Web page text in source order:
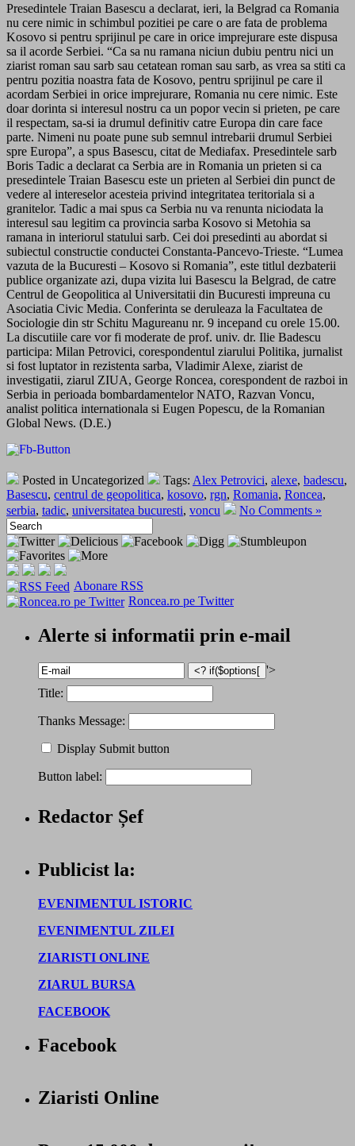
Presedintele Traian Basescu a declarat, ieri, la Belgrad ca Romania
nu cere nimic in schimbul pozitiei pe care o are fata de problema
Kosovo si pentru sprijinul pe care in orice imprejurare este dispusa
sa il acorde Serbiei. “Ca sa nu ramana niciun dubiu pentru nici un
ziarist roman sau sarb sau cetatean roman sau sarb, as vrea sa stiti ca
pentru pozitia noastra fata de Kosovo, pentru sprijinul pe care il
acordam Serbiei in orice imprejurare, Romania nu cere nimic. Este
doar dorinta si interesul nostru ca un popor vecin si prieten, pe care
il respectam, sa-si ia drumul definitiv catre Europa din care face
parte. Nimeni nu poate pune sub semnul intrebarii drumul Serbiei
spre Europa”, a spus Basescu, citat de Mediafax. Presedintele sarb
Boris Tadic a declarat ca Serbia are in Romania un prieten si ca
presedintele Traian Basescu este un prieten al Serbiei din punct de
vedere al intereselor acesteia privind integritatea teritoriala si a
granitelor. Tadic a mai spus ca Serbia nu va renunta niciodata la
interesul sau legitim ca provincia sarba Kosovo si Metohia sa
ramana in interiorul statului sarb. Cei doi presedinti au abordat si
subiectul constructie conductei Constanta-Pancevo-Trieste. “Lumea
vazuta de la Bucuresti – Kosovo si Romania”, este titlul dezbaterii
publice organizate azi, dupa vizita lui Basescu la Belgrad, de catre
Centrul de Geopolitica al Universitatii din Bucuresti impreuna cu
Asociatia Civic Media. Conferinta se deruleaza la Facultatea de
Sociologie din str Schitu Magureanu nr. 9 incepand cu orele 15.00.
La discutiile care vor fi moderate de prof. univ. dr. Ilie Badescu
participa: Milan Petrovici, corespondentul ziarului Politika, jurnalist
si fost luptator in rezistenta sarba, Vladimir Alexe, ziarist de
investigatii, ziarul ZIUA, George Roncea, corespondent de razboi in
Serbia in perioada bombardamentelor NATO, Razvan Voncu,
analist politica internationala si Eugen Popescu, de la Romanian
Global News. (D.E.)
Posted in Uncategorized Tags: Alex Petrovici, alexe, badescu,
Basescu, centrul de geopolitica, kosovo, rgn, Romania, Roncea,
serbia, tadic, universitatea bucuresti, voncu No Comments »
Abonare RSS
Roncea.ro pe Twitter
Alerte si informatii prin e-mail
'>
Title:
Thanks Message:
Display Submit button
Button label:
Redactor Șef
Publicist la:
EVENIMENTUL ISTORIC
EVENIMENTUL ZILEI
ZIARISTI ONLINE
ZIARUL BURSA
FACEBOOK
Facebook
Ziaristi Online